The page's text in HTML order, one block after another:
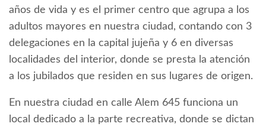
años de vida y es el primer centro que agrupa a los
adultos mayores en nuestra ciudad, contando con 3
delegaciones en la capital jujeña y 6 en diversas
localidades del interior, donde se presta la atención
a los jubilados que residen en sus lugares de origen.
En nuestra ciudad en calle Alem 645 funciona un
local dedicado a la parte recreativa, donde se dictan